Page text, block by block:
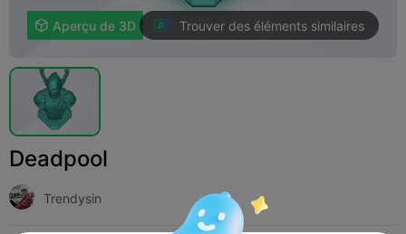
 Aperçu de 3D Trouver des éléments similaires
Deadpool
Trendysin